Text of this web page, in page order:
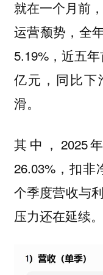
就在一个月前
运营颓势，全
5.19%，近五
亿元，同比下
滑。
其中，2025
26.03%，扣非
个季度营收与
压力还在延续。